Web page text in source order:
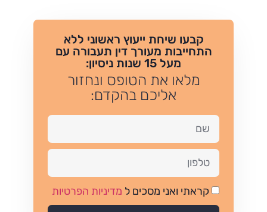
קבעו שיחת ייעוץ ראשוני ללא
התחייבות מעורך דין תעבורה עם
מעל 15 שנות ניסיון:
מלאו את הטופס ונחזור
אליכם בהקדם:
קראתי ואני מסכים ל מדיניות הפרטיות